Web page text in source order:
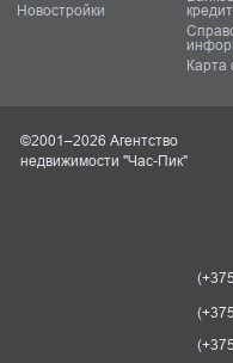
Новостройки
Карта
©2001–2026 Агентство
недвижимости "Час-Пик"